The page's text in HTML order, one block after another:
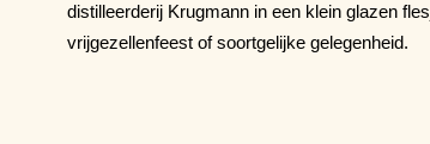
distilleerderij Krugmann in een klein glazen
vrijgezellenfeest of soortgelijke gelegenheid.